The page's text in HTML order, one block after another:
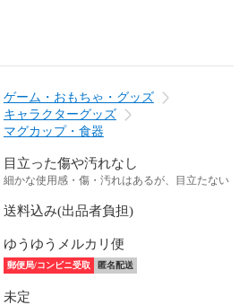
ゲーム・おもちゃ・グッズ
キャラクターグッズ
マグカップ・食器
目立った傷や汚れなし
細かな使用感・傷・汚れはあるが、目立たない
送料込み(出品者負担)
ゆうゆうメルカリ便
郵便局/コンビニ受取 匿名配送
未定